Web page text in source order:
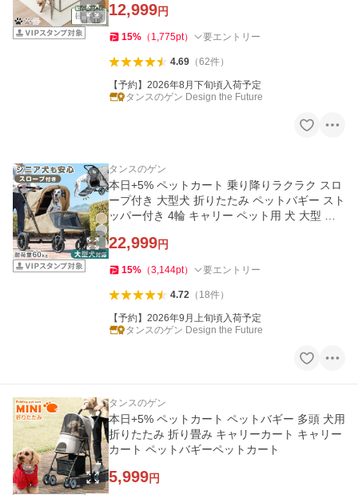
12,999円
15% （ 1,775pt） 要エントリー
4.69（62件）
【予約】2026年8月下旬頃入荷予定
タンスのゲン Design the Future
タンスのゲン
本日+5% ペットカート 乗り降りラクラク スロ
ープ付き 大型犬 折りたたみ ペットバギー スト
ッパー付き 4輪 キャリー ペット用 犬 大型 犬
22,999円
15% （3,144pt） 要エントリー
4.72（ 18件）
【予約】2026年9月上旬頃入荷予定
タンスのゲン Design the Future
タンスのゲン
本日+5% ペットカート ペットバギー 多頭 犬用
折りたたみ 折り畳み キャリーカート キャリー
カート ペットバギーペットカート
5,999円